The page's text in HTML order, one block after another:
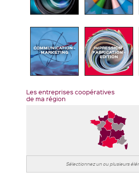
COMMUNICATION -
MARKETING
IMPRESSION -
FABRICATION -
EDITION
Les entreprises coopératives
de ma région